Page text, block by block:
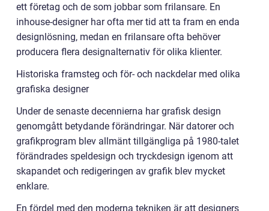
ett företag och de som jobbar som frilansare. En
inhouse-designer har ofta mer tid att ta fram en enda
designlösning, medan en frilansare ofta behöver
producera flera designalternativ för olika klienter.
Historiska framsteg och för- och nackdelar med olika
grafiska designer
Under de senaste decennierna har grafisk design
genomgått betydande förändringar. När datorer och
grafikprogram blev allmänt tillgängliga på 1980-talet
förändrades speldesign och tryckdesign igenom att
skapandet och redigeringen av grafik blev mycket
enklare.
En fördel med den moderna tekniken är att designers